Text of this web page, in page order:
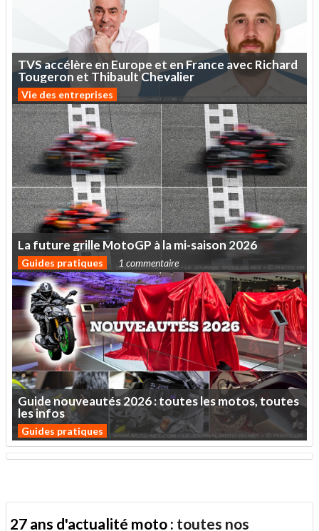
TVSaccélère enEurope et enFrance avecRichard
Tougeron et Thibault Chevalier
Vie des entreprises
Lafuturegrille MotoGP àlami-saison 2026
Guides pratiques 1 commentaire
Guidenouveautés2026:touteslesmotos,toutes
lesinfos
Guides pratiques
27 ans d'actualité moto : toutes nos